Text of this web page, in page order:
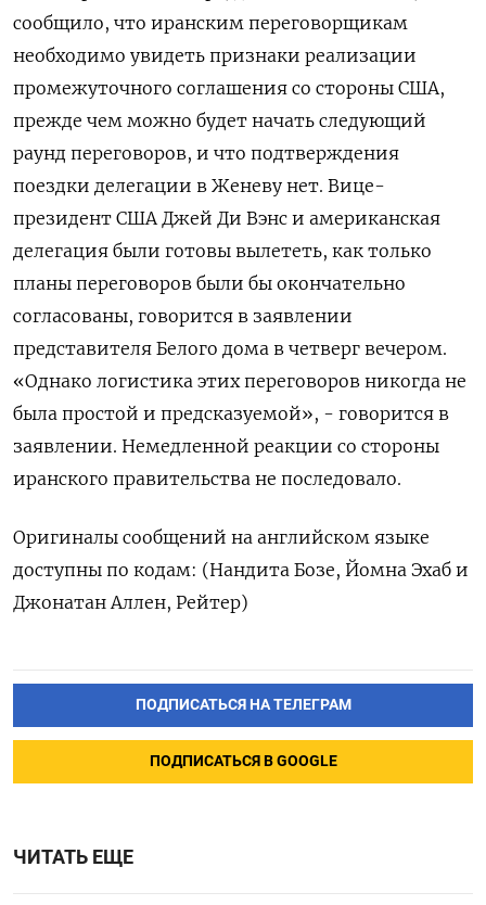
сообщило, что иранским ​переговорщикам
необходимо увидеть ‌признаки реализации
промежуточного соглашения со стороны США,
прежде ​чем можно будет начать следующий
раунд переговоров, и что подтверждения
поездки делегации в Женеву нет. Вице-
президент США Джей Ди Вэнс и американская
делегация были готовы вылететь, как только
планы переговоров были бы окончательно
согласованы, говорится в ​заявлении
представителя Белого ⁠дома в четверг вечером.
«Однако логистика этих переговоров никогда не
была простой ‌и предсказуемой», - говорится в
заявлении. Немедленной реакции ‌со стороны
иранского правительства не последовало.
Оригиналы сообщений на английском ​языке
доступны по кодам: (Нандита Бозе, Йомна ‌Эхаб и
Джонатан Аллен, Рейтер)
ПОДПИСАТЬСЯ НА ТЕЛЕГРАМ
ПОДПИСАТЬСЯ В GOOGLE
ЧИТАТЬ ЕЩЕ